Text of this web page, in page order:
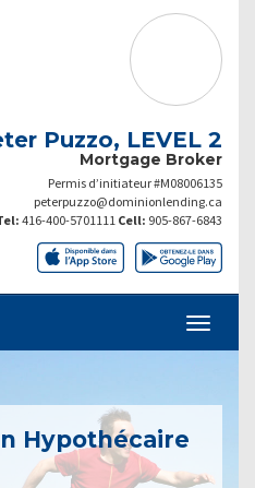
Puzzo, LEVEL 2
Mortgage Broker
Permis d’initiateur #M08006135
peterpuzzo@dominionlending.ca
416-400-5701111 Cell: 905-867-6843
Hypothécaire